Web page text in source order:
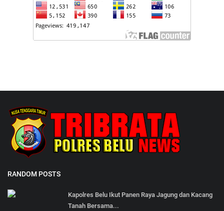
RANDOM POSTS
Kapolres Belu Ikut Panen Raya Jagung dan Kacang
Tanah Bersama...